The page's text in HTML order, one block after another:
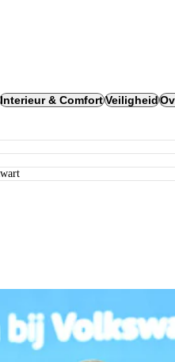
Interieur & ComfortVeiligheid